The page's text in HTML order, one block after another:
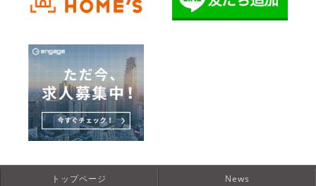
トップページ News